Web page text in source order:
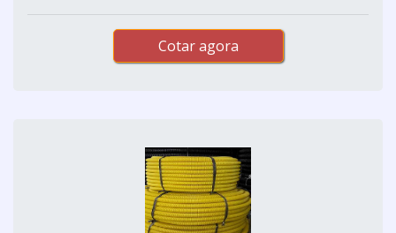
Cotar agora